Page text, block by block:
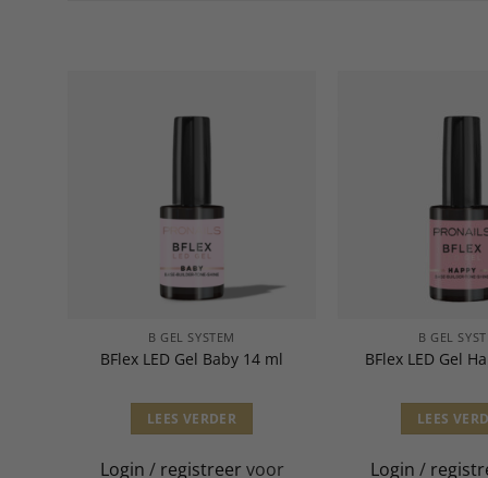
B GEL SYSTEM
BFlex LED Gel Baby 14 ml
LEES VERDER
Login / registreer voor
B GEL
BFlex LED Gel
LEES
Login /